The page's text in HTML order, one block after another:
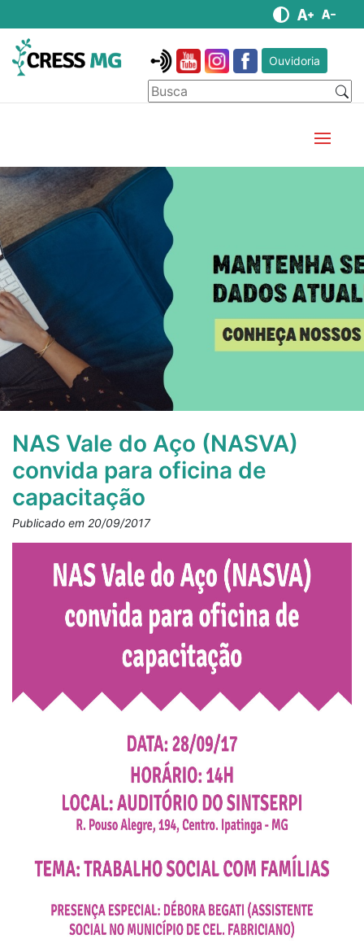
Ouvidoria
NAS Vale do Aço (NASVA)
convida para oficina de
capacitação
Publicado em 20/09/2017